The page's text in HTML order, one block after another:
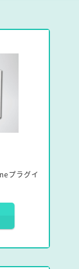
プラグイ